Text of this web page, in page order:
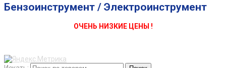
Бензоинструмент / Электроинструмент
ОЧЕНЬ НИЗКИЕ ЦЕНЫ !